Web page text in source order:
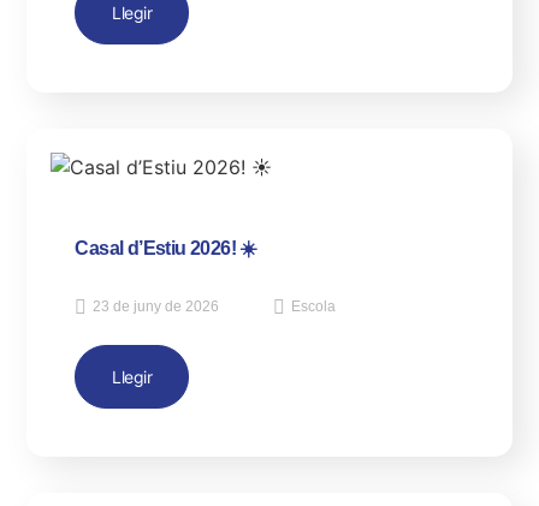
Llegir
Casal d’Estiu 2026! ☀️
23 de juny de 2026 Escola
Llegir